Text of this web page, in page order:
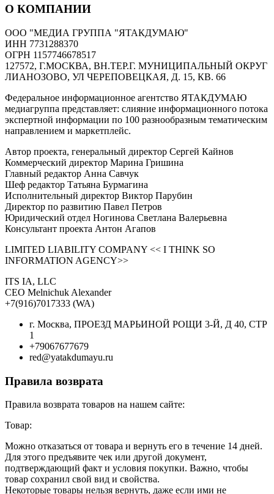
О КОМПАНИИ
ООО "МЕДИА ГРУППА "ЯТАКДУМАЮ"
ИНН 7731288370
ОГРН 1157746678517
127572, Г.МОСКВА, ВН.ТЕР.Г. МУНИЦИПАЛЬНЫЙ ОКРУГ
ЛИАНОЗОВО, УЛ ЧЕРЕПОВЕЦКАЯ, Д. 15, КВ. 66
Федеральное информационное агентство ЯТАКДУМАЮ
медиагруппа представляет: слияние информационного потока
экспертной информации по 100 разнообразным тематическим
направлением и маркетплейс.
Автор проекта, генеральный директор Сергей Кайнов
Коммерческий директор Марина Гришина
Главный редактор Анна Савчук
Шеф редактор Татьяна Бурмагина
Исполнительный директор Виктор Парубин
Директор по развитию Павел Петров
Юридический отдел Ногинова Светлана Валерьевна
Консультант проекта Антон Агапов
LIMITED LIABILITY COMPANY << I THINK SO
INFORMATION AGENCY>>
ITS IA, LLC
CEO Melnichuk Alexander
+7(916)7017333 (WA)
г. Москва, ПРОЕЗД МАРЬИНОЙ РОЩИ 3-Й, Д 40, СТР
1
+79067677679
red@yatakdumayu.ru
Правила возврата
Правила возврата товаров на нашем сайте:
Товар:
Можно отказаться от товара и вернуть его в течение 14 дней.
Для этого предъявите чек или другой документ,
подтверждающий факт и условия покупки. Важно, чтобы
товар сохранил свой вид и свойства.
Некоторые товары нельзя вернуть, даже если ими не